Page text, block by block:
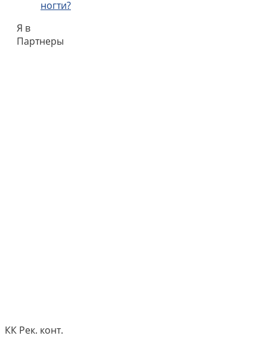
ногти?
Я в
Партнеры
КК Рек. конт.